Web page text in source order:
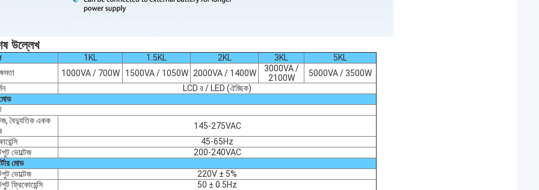
উল্লেখ
1KL 1.5KL 2KL 3KL
5KL
1000VA / 700W 1500VA / 1050W 2000VA / 1400W
3000VA /
2100W
5000VA / 3500W
LCD র / LED (ঐচ্ছিক)
বৈদ্যুতিক একক
145-275VAC
45-65Hz
ভোল্টেজ
200-240VAC
মোড
ভোল্টেজ
220V ± 5%
ফ্রিকোয়েন্সি
50 ± 0.5Hz